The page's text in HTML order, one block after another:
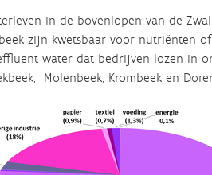
in de bovenlopen van de
zijn kwetsbaar voor nutriënten
water dat bedrijven lozen in
Molenbeek, Krombeek en